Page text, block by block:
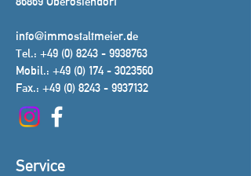
info@immostaltmeier.de
Tel.: +49 (0) 8243 - 9938763
Mobil.: +49 (0) 174 - 3023560
Fax.: +49 (0) 8243 - 9937132
Service